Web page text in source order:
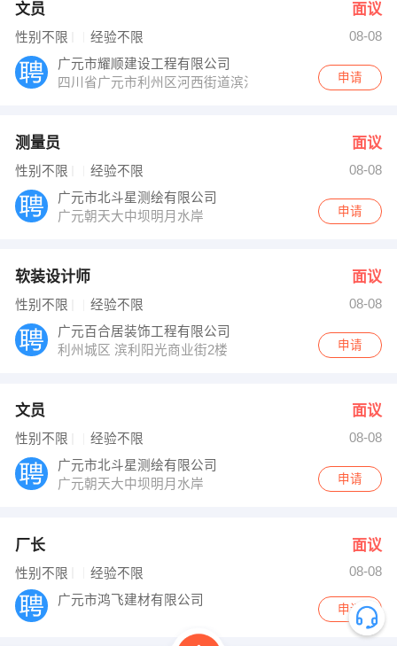
文员 面议
性别不限 经验不限
08-08
广元市耀顺建设工程有限公司
四川省广元市利州区河西街道滨江路辅路
申请
测量员 面议
性别不限 经验不限
08-08
广元市北斗星测绘有限公司
广元朝天大中坝明月水岸
申请
软装设计师 面议
性别不限 经验不限
08-08
广元百合居装饰工程有限公司
利州城区 滨利阳光商业街2楼
申请
文员 面议
性别不限 经验不限
08-08
广元市北斗星测绘有限公司
广元朝天大中坝明月水岸
申请
厂长 面议
性别不限 经验不限
08-08
广元市鸿飞建材有限公司
申请